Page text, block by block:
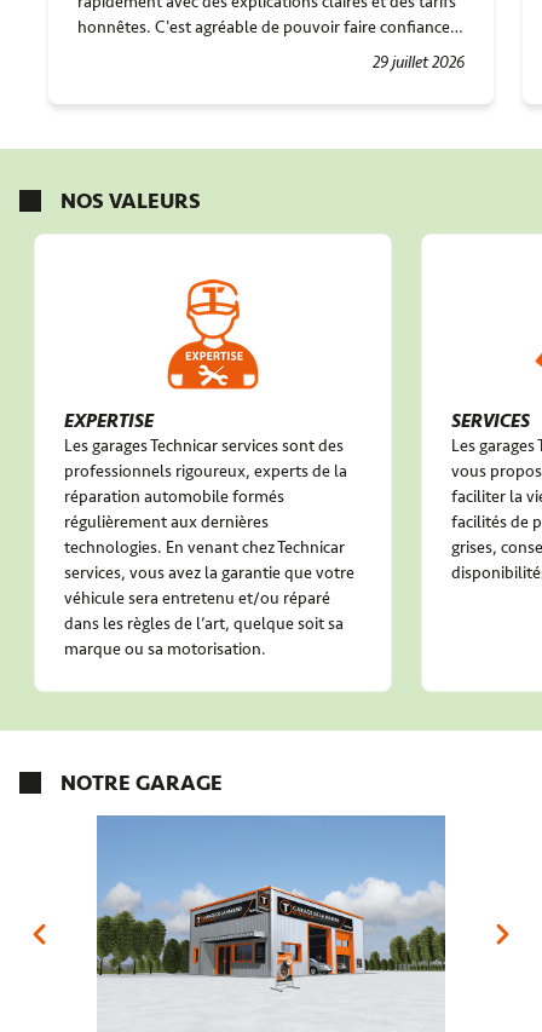
29 juillet 2026
honnêtes. C'est agréable de pouvoir faire confiance à
un garagiste aussi sérieux. Merci pour votre excellent
NOS VALEURS
EXPERTISE
Les garages Technicar services sont des
professionnels rigoureux, experts de la
réparation automobile formés
régulièrement aux dernières
technologies. En venant chez Technicar
services, vous avez la garantie que votre
véhicule sera entretenu et/ou réparé
dans les règles de l’art, quelque soit sa
marque ou sa motorisation.
SERVICES
Les
vous
faciliter la
facilités de
grises,
NOTRE GARAGE